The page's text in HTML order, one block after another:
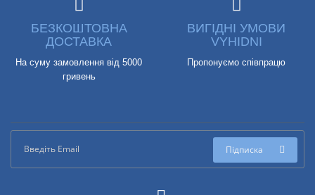
БЕЗКОШТОВНА
ДОСТАВКА
На суму замовлення від 5000
гривень
ВИГІДНІ УМОВИ
VYHIDNI
Пропонуємо співпрацю
Підписка